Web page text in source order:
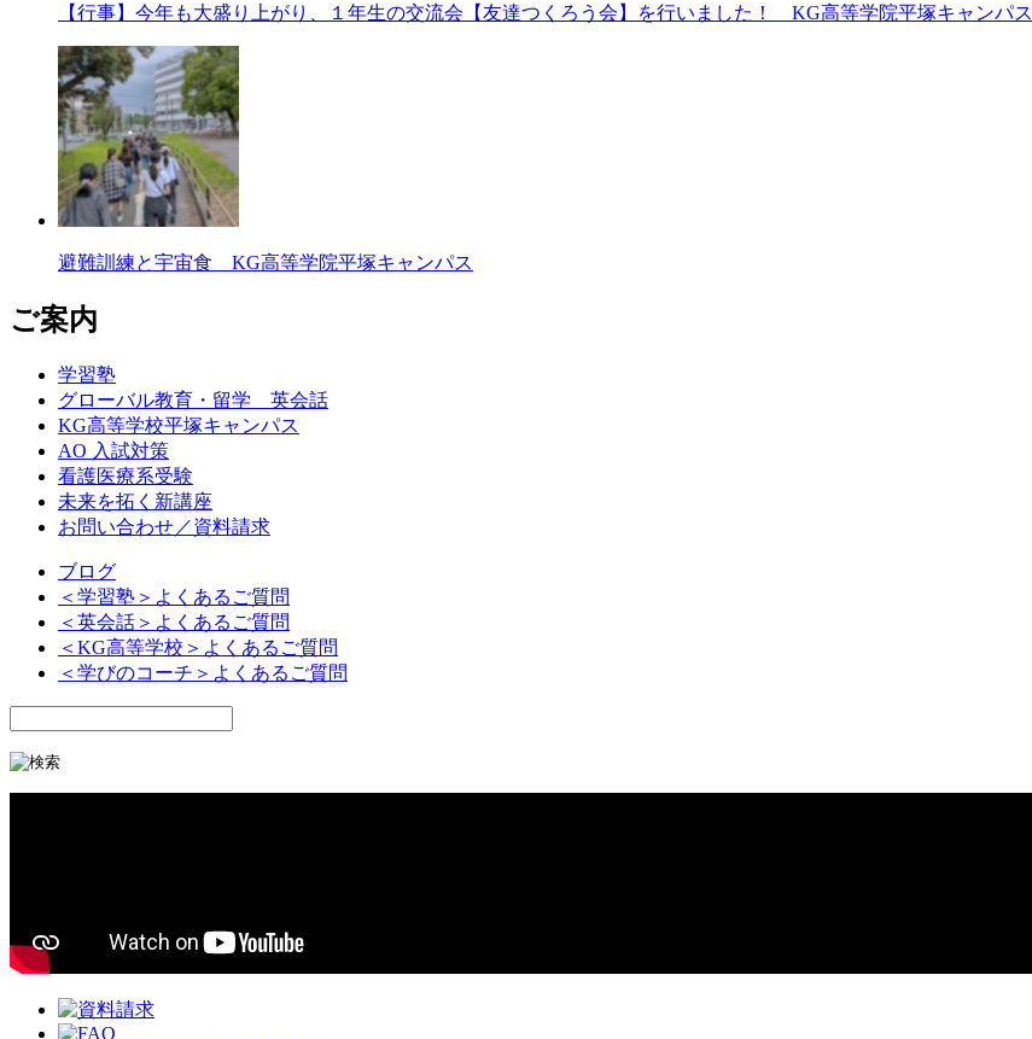
【行事】今年も大盛り上がり、１年生の交流会【友達つくろう会】を行いました！ KG高等学院平塚キャンパス
避難訓練と宇宙食 KG高等学院平塚キャンパス
ご案内
学習塾
グローバル教育・留学 英会話
KG高等学校平塚キャンパス
AO 入試対策
看護医療系受験
未来を拓く新講座
お問い合わせ／資料請求
ブログ
＜学習塾＞よくあるご質問
＜英会話＞よくあるご質問
＜KG高等学校＞よくあるご質問
＜学びのコーチ＞よくあるご質問